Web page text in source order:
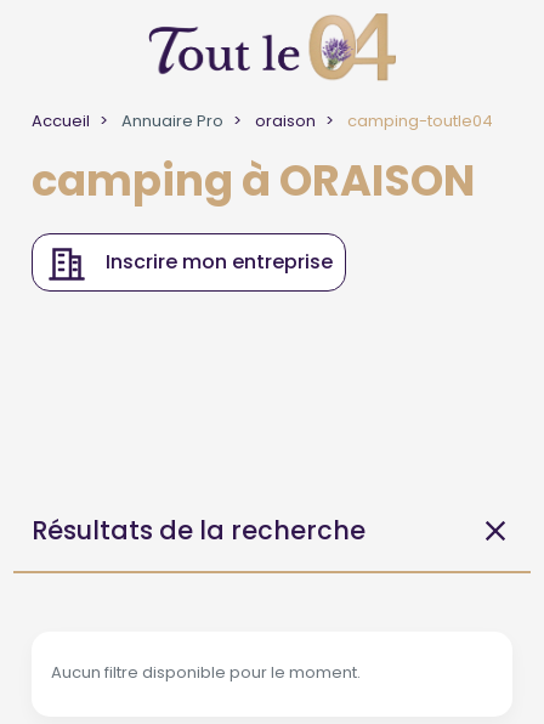
Accueil Annuaire Pro oraison camping-toutle04
camping à ORAISON
Inscrire mon entreprise
Résultats de la recherche
Aucun filtre disponible pour le moment.